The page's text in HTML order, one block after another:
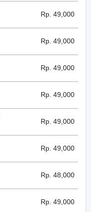
Rp. 49,000
Rp. 49,000
Rp. 49,000
Rp. 49,000
Rp. 49,000
Rp. 49,000
Rp. 48,000
Rp. 49,000